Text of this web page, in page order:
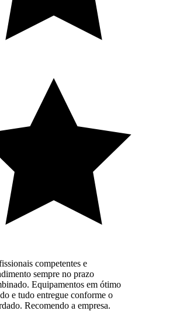
competentes e
sempre no prazo
Equipamentos em ótimo
e tudo entregue conforme o
Recomendo a empresa.